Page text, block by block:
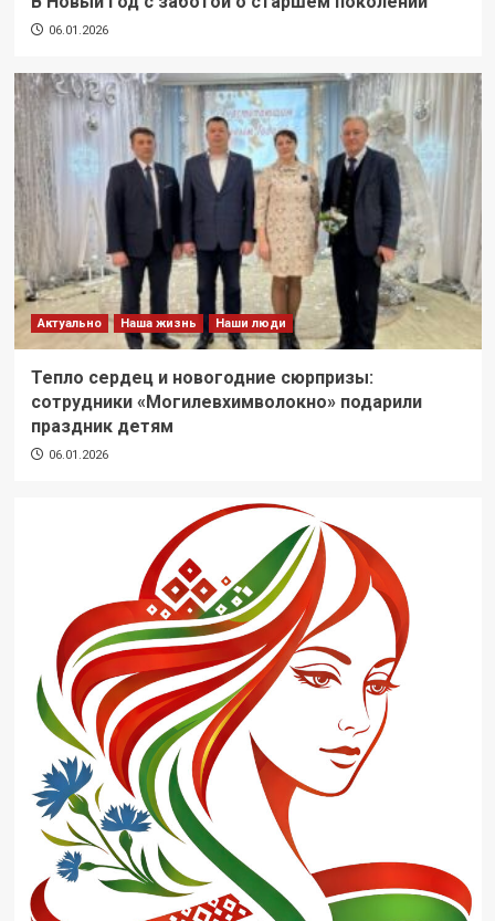
06.01.2026
Актуально Наша жизнь Наши люди
Тепло сердец и новогодние сюрпризы:
сотрудники «Могилевхимволокно» подарили
праздник детям
06.01.2026